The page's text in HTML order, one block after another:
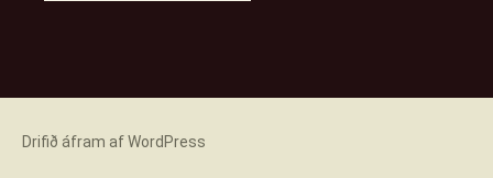
Drifið áfram af WordPress